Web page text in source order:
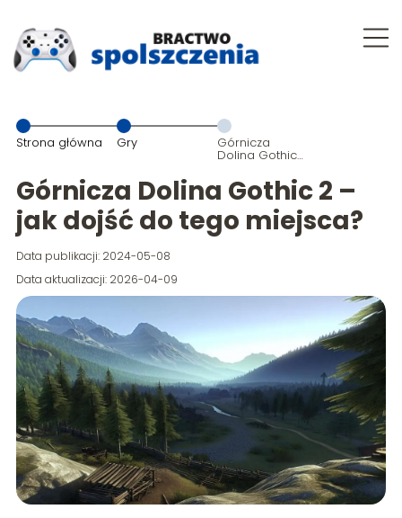
Strona główna Gry Górnicza
Dolina Gothic
do tego
miejsca?
Górnicza Dolina Gothic 2 –
jak dojść do tego miejsca?
Data publikacji: 2024-05-08
Data aktualizacji: 2026-04-09